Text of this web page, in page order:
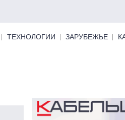
ТЕХНОЛОГИИ ЗАРУБЕЖЬЕ